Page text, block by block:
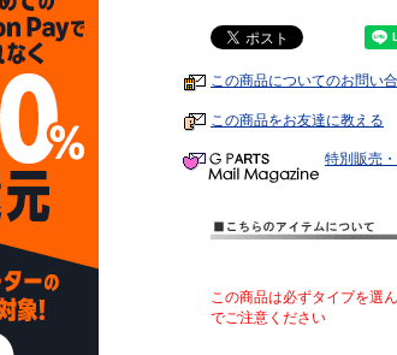
この商品についてのお問い
この商品をお友達に教える
特別販売
この商品は必ずタイプを選
でご注意ください